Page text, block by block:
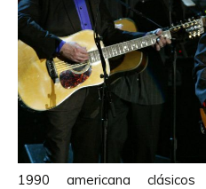
1990 americana clásicos